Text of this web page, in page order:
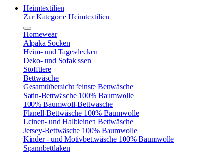
Heimtextilien
Zur Kategorie Heimtextilien
Homewear
Alpaka Socken
Heim- und Tagesdecken
Deko- und Sofakissen
Stofftiere
Bettwäsche
Gesamtübersicht feinste Bettwäsche
Satin-Bettwäsche 100% Baumwolle
100% Baumwoll-Bettwäsche
Flanell-Bettwäsche 100% Baumwolle
Leinen- und Halbleinen Bettwäsche
Jersey-Bettwäsche 100% Baumwolle
Kinder - und Motivbettwäsche 100% Baumwolle
Spannbettlaken